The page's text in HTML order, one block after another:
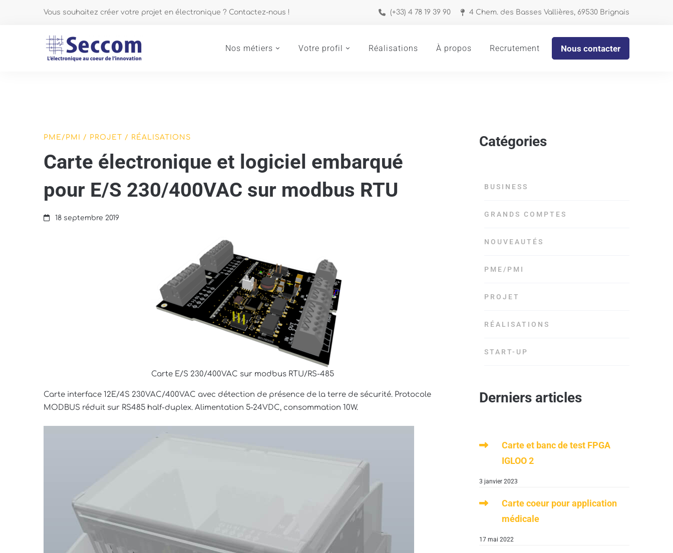
Vous souhaitez créer votre projet en électronique ? Contactez-nous ! (+33) 4 78 19 39 90 4 Chem. des Basses Vallières, 69530 Brignais
Nos métiers Votre profil Réalisations À propos Recrutement Nous contacter
Carte
électronique
logiciel
embarqué
PME/PMI / PROJET / RÉALISATIONS
Carte électronique et logiciel embarqué
pour E/S 230/400VAC sur modbus RTU
18 septembre 2019
Carte E/S 230/400VAC sur modbus RTU/RS-485
Carte interface 12E/4S 230VAC/400VAC avec détection de présence de la terre de sécurité. Protocole
MODBUS réduit sur RS485 half-duplex. Alimentation 5-24VDC, consommation 10W.
Catégories
BUSINESS
GRANDS COMPTES
NOUVEAUTÉS
PME/PMI
PROJET
RÉALISATIONS
START-UP
Derniers articles
Carte et banc de test FPGA
IGLOO 2
3 janvier 2023
Carte coeur pour application
médicale
17 mai 2022